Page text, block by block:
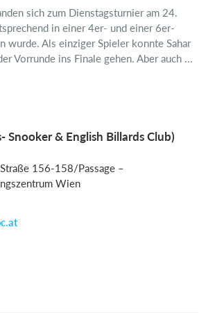
sich zum Dienstagsturnier am 24.
in einer 4er- und einer 6er-
wurde. Als einziger Spieler konnte Sahar
Vorrunde ins Finale gehen. Aber auch ...
Snooker & English Billards Club)
156-158/Passage –
Wien